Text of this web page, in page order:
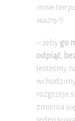
mnie ten
ważny!)
– żeby go
odpiąć,
jesteśmy
rozgrzeje
zmienia